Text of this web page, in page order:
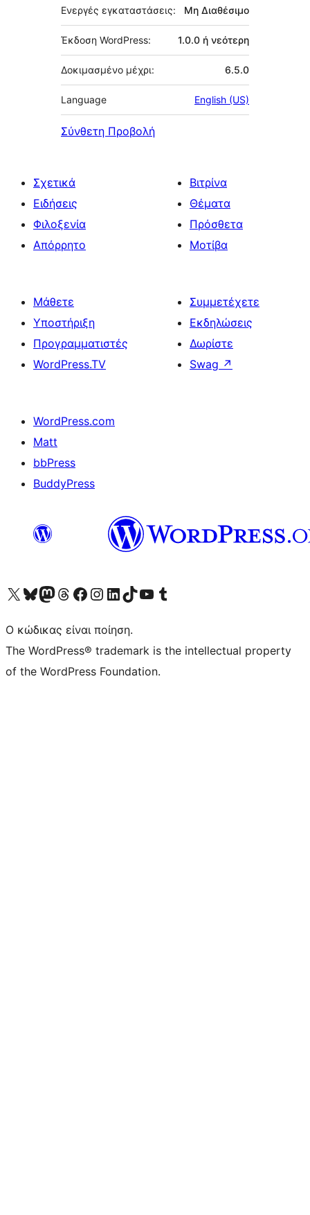
Ενεργές εγκαταστάσεις: Μη Διαθέσιμο
Έκδοση WordPress: 1.0.0 ή νεότερη
Δοκιμασμένο μέχρι: 6.5.0
Language English (US)
Σύνθετη Προβολή
Σχετικά
Ειδήσεις
Φιλοξενία
Απόρρητο
Βιτρίνα
Θέματα
Πρόσθετα
Μοτίβα
Μάθετε
Υποστήριξη
Προγραμματιστές
WordPress.TV
Συμμετέχετε
Εκδηλώσεις
Δωρίστε
Swag ↗
WordPress.com
Matt
bbPress
BuddyPress
Visit our X (formerly Twitter) account
Visit our Bluesky account
Επισκεφθείτε τον λογαριασμό μας στο Mastodon
Visit our Threads account
Επισκεφτείτε τη σελίδα μας στο Facebook
Επισκεφθείτε τον λογαριασμό μας Instagram
Επισκεφθείτε τον λογαριασμό μας LinkedIn
Visit our TikTok account
Visit our YouTube channel
Visit our Tumblr account
Ο κώδικας είναι ποίηση.
The WordPress® trademark is the intellectual property
of the WordPress Foundation.